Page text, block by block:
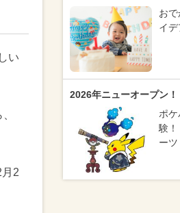
い
2
お
イ
2026年ニューオープン！
ポ
験！
ーツ